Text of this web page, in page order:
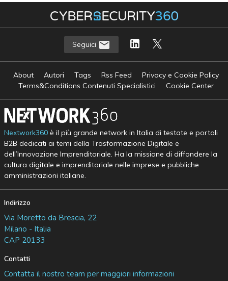
Seguici
About Autori Tags Rss Feed
Privacy e Cookie Policy
Terms&Conditions Contenuti Specialistici
Cookie Center
Nextwork360è il più grande network in Italia di testate e portali
B2B dedicati ai temi della Trasformazione Digitale e
dell’Innovazione Imprenditoriale. Ha la missione di diffondere la
cultura digitale e imprenditoriale nelle imprese e pubbliche
amministrazioni italiane.
Indirizzo
Via Moretto da Brescia, 22
Milano - Italia
CAP 20133
Contatti
Contatta il nostro team per maggiori informazioni